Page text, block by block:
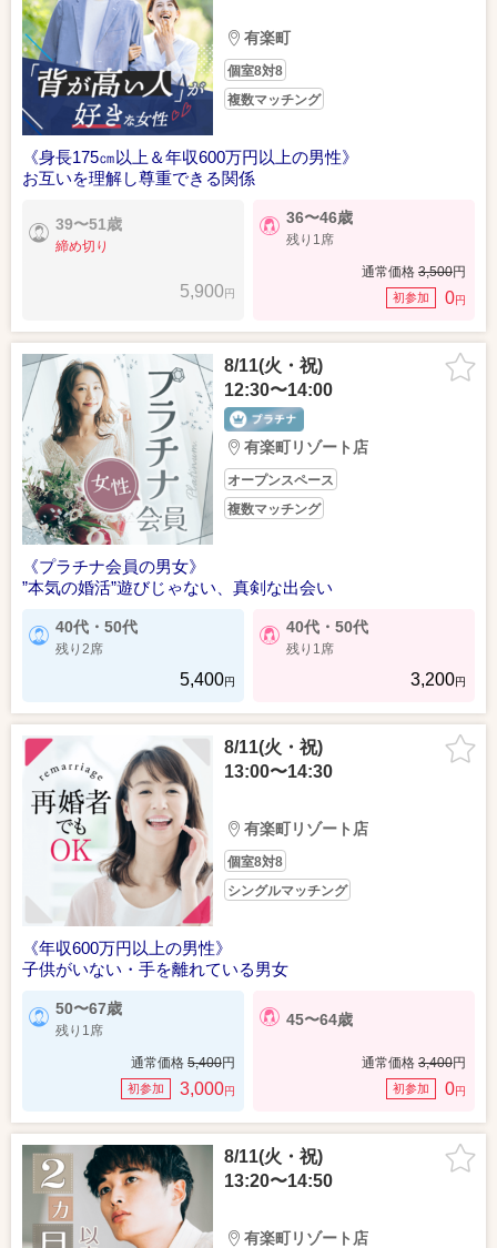
有楽町
個室8対8
複数マッチング
《身長175㎝以上＆年収600万円以上の男性》
お互いを理解し尊重できる関係
39〜51歳
締め切り
5,900円
36〜46歳
残り1席
通常価格 3,500円
初参加 0円
8/11(火・祝)
12:30〜14:00
有楽町リゾート店
オープンスペース
複数マッチング
《プラチナ会員の男女》
”本気の婚活”遊びじゃない、真剣な出会い
40代・50代
残り2席
5,400円
40代・50代
残り1席
3,200円
8/11(火・祝)
13:00〜14:30
有楽町リゾート店
個室8対8
シングルマッチング
《年収600万円以上の男性》
子供がいない・手を離れている男女
50〜67歳
残り1席
通常価格 5,400円
初参加 3,000円
45〜64歳
通常価格 3,400円
初参加 0円
8/11(火・祝)
13:20〜14:50
有楽町リゾート店